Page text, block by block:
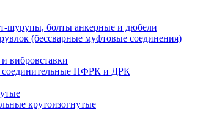
шурупы, болты анкерные и дюбели
(бессварные муфтовые соединения)
вибровставки
ПФРК и ДРК
крутоизогнутые